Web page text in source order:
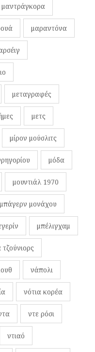
μαντράγκορα
μαραντόνα
μεταγραφές
μετς
μίρον μούσλιτς
μόδα
μουντιάλ 1970
μπάγερν μονάχου
μπέλιγχαμ
νάπολι
νότια κορέα
ντε ρόσι
ντιαό